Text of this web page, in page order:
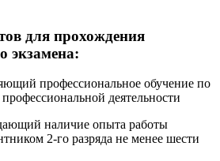
для прохождения
экзамена:
профессиональное обучение по
деятельности
наличие опыта работы
2-го разряда не менее шести